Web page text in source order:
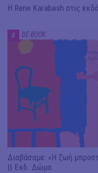
Η Rene Karabash στις
# DE-BOOK
Διαβάσαμε: «Η ζωή
|| Εκδ. Δώμα